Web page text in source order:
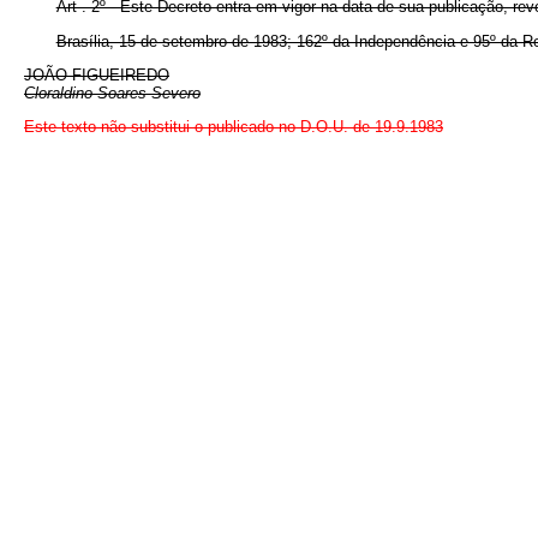
Art . 2º - Este Decreto entra em vigor na data de sua publicação,
Brasília, 15 de setembro de 1983; 162º da Independência e 95º da
JOÃO FIGUEIREDO
Cloraldino Soares Severo
Este texto não substitui o publicado no D.O.U. de 19.9.1983